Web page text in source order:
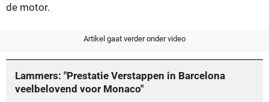
de motor.
Artikel gaat verder onder video
Lammers: "Prestatie Verstappen in Barcelona
veelbelovend voor Monaco"